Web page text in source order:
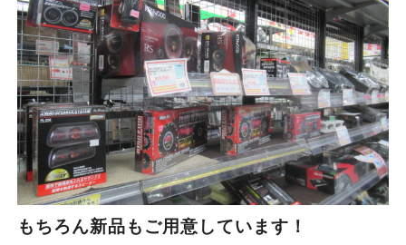
もちろん新品もご用意しています！